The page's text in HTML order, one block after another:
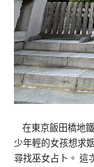
在東京飯田橋地
少年輕的女孩想求
尋找巫女占卜。 這